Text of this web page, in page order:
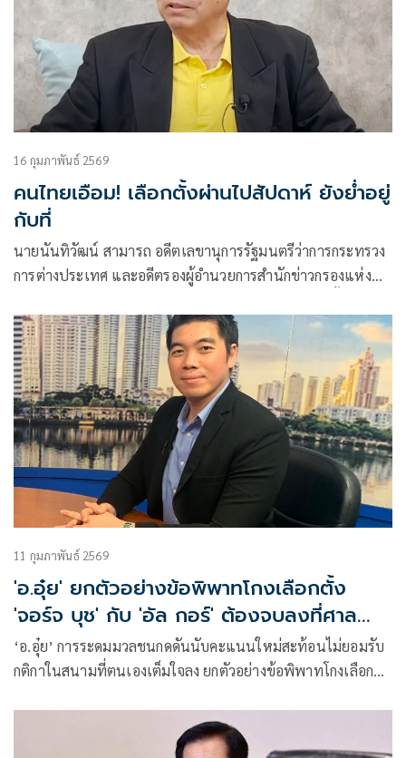
16 กุมภาพันธ์ 2569
คนไทยเอือม! เลือกตั้งผ่านไปสัปดาห์ ยังย่ำอยู่
กับที่
นายนันทิวัฒน์ สามารถ อดีตเลขานุการรัฐมนตรีว่าการกระทรวง
การต่างประเทศ และอดีตรองผู้อำนวยการสำนักข่าวกรองแห่ง
7 วันแล้ว พรรคไหนได้กี่เสียงชัดๆ ยังไม่มี​
11 กุมภาพันธ์ 2569
'อ.อุ๋ย' ยกตัวอย่างข้อพิพาทโกงเลือกตั้ง
'จอร์จ บุช' กับ 'อัล กอร์' ต้องจบลงที่ศาล
ไม่ใช่ท้องถนน
‘อ.อุ๋ย’ การระดมมวลชนกดดันนับคะแนนใหม่สะท้อนไม่ยอมรับ
กติกาในสนามที่ตนเองเต็มใจลง ยกตัวอย่างข้อพิพาทโกงเลือกตั้ง